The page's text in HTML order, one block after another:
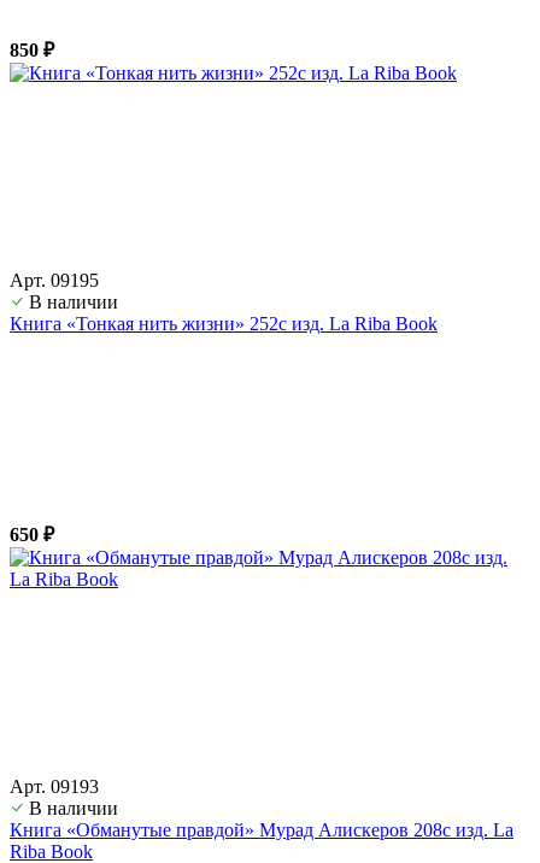
850 ₽
Арт. 09195
В наличии
Книга «Тонкая нить жизни» 252с изд. La Riba Book
650 ₽
Арт. 09193
В наличии
Книга «Обманутые правдой» Мурад Алискеров 208с изд. La
Riba Book